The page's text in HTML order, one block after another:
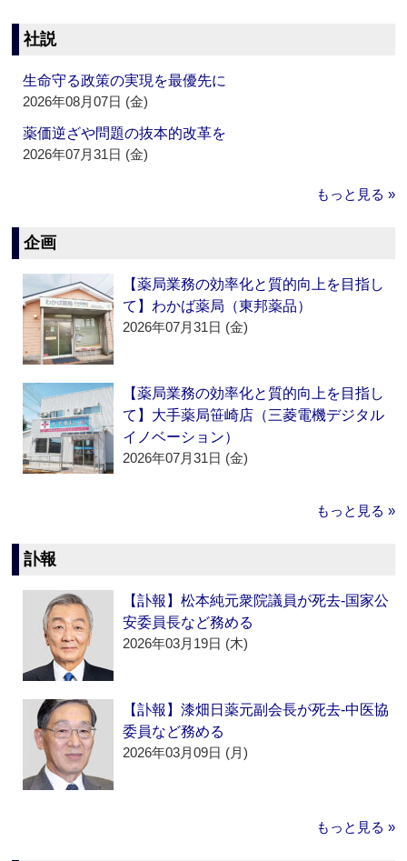
社説
生命守る政策の実現を最優先に
2026年08月07日 (金)
薬価逆ざや問題の抜本的改革を
2026年07月31日 (金)
もっと見る »
企画
【薬局業務の効率化と質的向上を目指し
て】わかば薬局（東邦薬品）
2026年07月31日 (金)
【薬局業務の効率化と質的向上を目指し
て】大手薬局笹崎店（三菱電機デジタル
イノベーション）
2026年07月31日 (金)
もっと見る »
訃報
【訃報】松本純元衆院議員が死去‐国家公
安委員長など務める
2026年03月19日 (木)
【訃報】漆畑日薬元副会長が死去‐中医協
委員など務める
2026年03月09日 (月)
もっと見る »